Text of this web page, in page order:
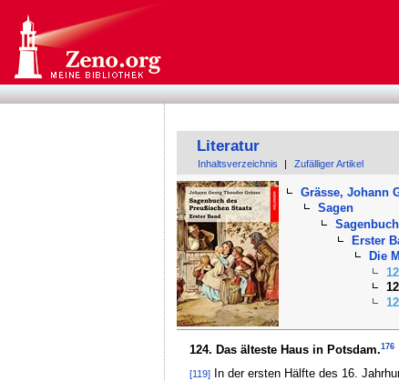
Literatur
Inhaltsverzeichnis Zufälliger Artikel
Grässe, Johann
Sagen
Erster
Die
124. Das älteste Haus in Potsdam.176
[119]In der ersten Hälfte des 16.